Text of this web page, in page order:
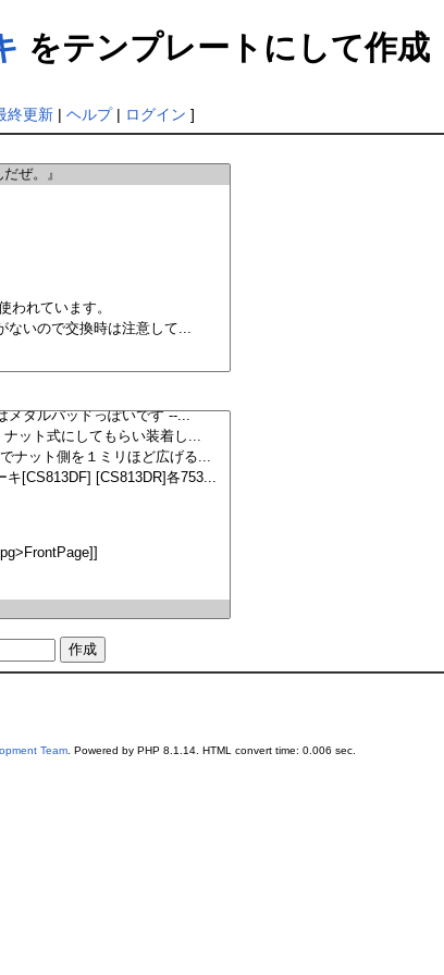
をテンプレートにして作成
終更新| ヘルプ| ログイン ]
Team. Powered by PHP 8.1.14. HTML convert time: 0.006 sec.